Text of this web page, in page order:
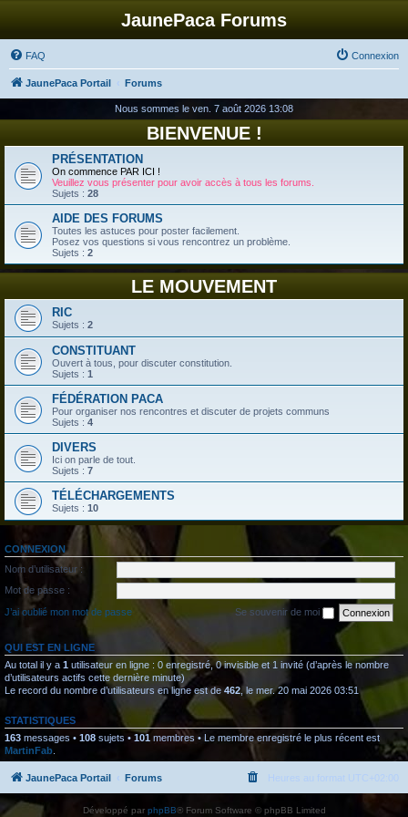
JaunePaca Forums
FAQ Connexion
JaunePaca Portail Forums
Nous sommes le ven. 7 août 2026 13:08
BIENVENUE !
PRÉSENTATION
On commence PAR ICI !
Veuillez vous présenter pour avoir accès à tous les forums.
Sujets : 28
AIDE DES FORUMS
Toutes les astuces pour poster facilement.
Posez vos questions si vous rencontrez un problème.
Sujets : 2
LE MOUVEMENT
RIC
Sujets : 2
CONSTITUANT
Ouvert à tous, pour discuter constitution.
Sujets : 1
FÉDÉRATION PACA
Pour organiser nos rencontres et discuter de projets communs
Sujets : 4
DIVERS
Ici on parle de tout.
Sujets : 7
TÉLÉCHARGEMENTS
Sujets : 10
CONNEXION
Nom d’utilisateur :
Mot de passe :
J’ai oublié mon mot de passe
Se souvenir de moi
QUI EST EN LIGNE
Au total il y a 1 utilisateur en ligne : 0 enregistré, 0 invisible et 1 invité (d’après le nombre
d’utilisateurs actifs cette dernière minute)
Le record du nombre d’utilisateurs en ligne est de 462 , le mer. 20 mai 2026 03:51
STATISTIQUES
163 messages • 108 sujets • 101 membres • Le membre enregistré le plus récent est
MartinFab
JaunePaca Portail Forums Heures au format UTC+02:00
Développé par phpBB® Forum Software © phpBB Limited